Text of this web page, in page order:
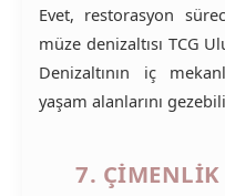
Evet, restorasyon
müze denizaltısı TCG
Denizaltının iç
yaşam alanlarını
7. ÇIMENLIK